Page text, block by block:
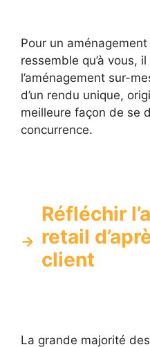
Pour un
ressemble qu’à vous,
l’aménagement sur-
d’un rendu unique,
meilleure façon de se
concurrence.
Réfléchir
retail
client
La grande majorité